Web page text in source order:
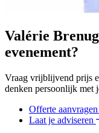
Valérie
evenement?
Vraag vrijblijvend prijs
denken persoonlijk met
Offerte aanvragen
Laat je adviseren